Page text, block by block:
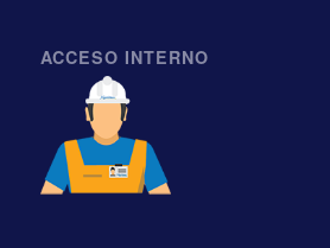
ACCESO INTERNO